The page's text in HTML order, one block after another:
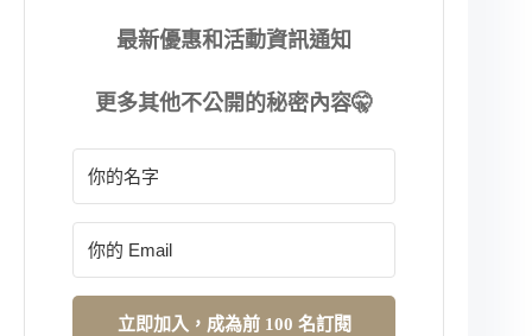
最新優惠和活動資訊通知
更多其他不公開的秘密內容🤫
立即加入，成為前 100 名訂閱